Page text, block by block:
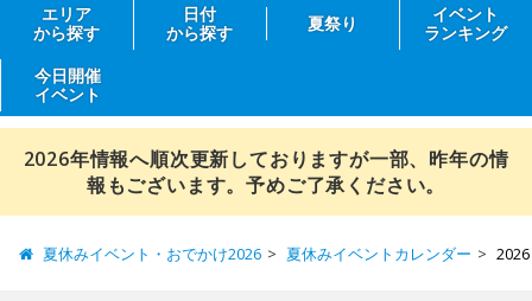
エリア
から探す
日付
から探す
夏祭り
イベント
ランキング
今日開催
イベント
2026年情報へ順次更新しておりますが一部、昨年の情
報もございます。予めご了承ください。
夏休みイベント・おでかけ2026 夏休みイベントカレンダー